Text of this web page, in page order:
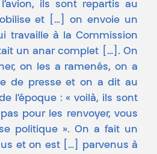
ils sont repartis au
et […] on envoie un
travaille à la Commission
un anar complet […]. On
on les a ramenés, on a
de presse et on a dit au
l’époque : « voilà, ils sont
pour les renvoyer, vous
politique ». On a fait un
et on est […] parvenus à